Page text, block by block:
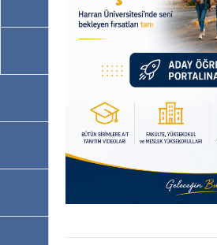
İdari Birimler
Programlarımız
OBS
HAVİS